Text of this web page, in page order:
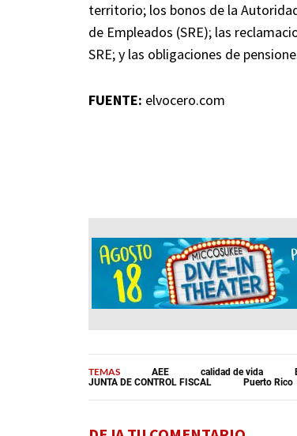
territorio; los bonos de la
de Empleados (SRE); las
SRE; y las obligaciones de
FUENTE: elvocero.com
TEMAS AEE calidad de vida
JUNTA DE CONTROL FISCAL
Puerto Rico